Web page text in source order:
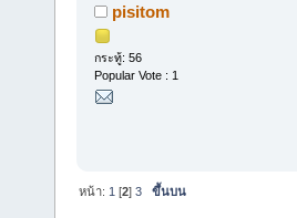
pisitom
กระทู้: 56
Popular Vote : 1
หน้า: 1 [2]3 ขึ้นบน